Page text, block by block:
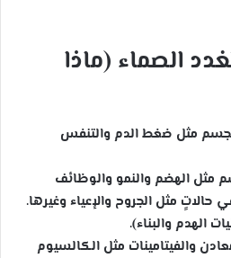
الصماء (ماذا
مثل ضغط الدم والتنفس
مثل الهضم والنمو والوظائف
حالاتٍ مثل الجروح والإعياء وغيرها.
والفيتامينات مثل الكالسيوم